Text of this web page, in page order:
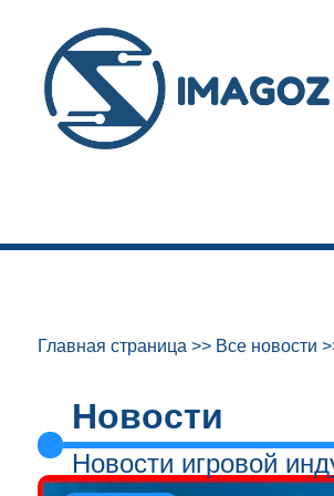
Главная страница >> Все новости
Новости
Новости игровой